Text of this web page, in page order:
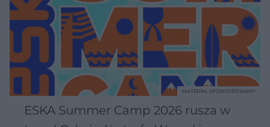
ESKA Summer Camp 2026 rusza w
MATERIAŁ SPONSOROWANY